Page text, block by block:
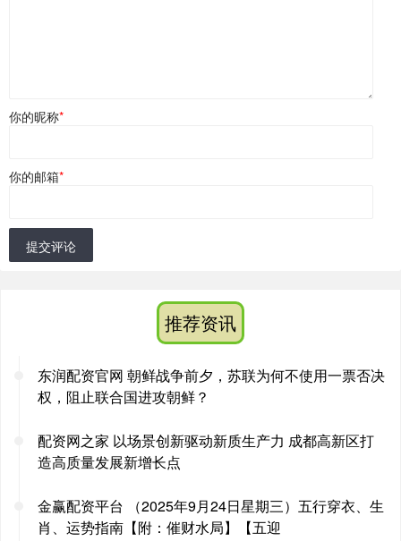
你的昵称*
你的邮箱*
提交评论
推荐资讯
东润配资官网 朝鲜战争前夕，苏联为何不使用一票否决
权，阻止联合国进攻朝鲜？
配资网之家 以场景创新驱动新质生产力 成都高新区打
造高质量发展新增长点
金赢配资平台 （2025年9月24日星期三）五行穿衣、生
肖、运势指南【附：催财水局】【五迎